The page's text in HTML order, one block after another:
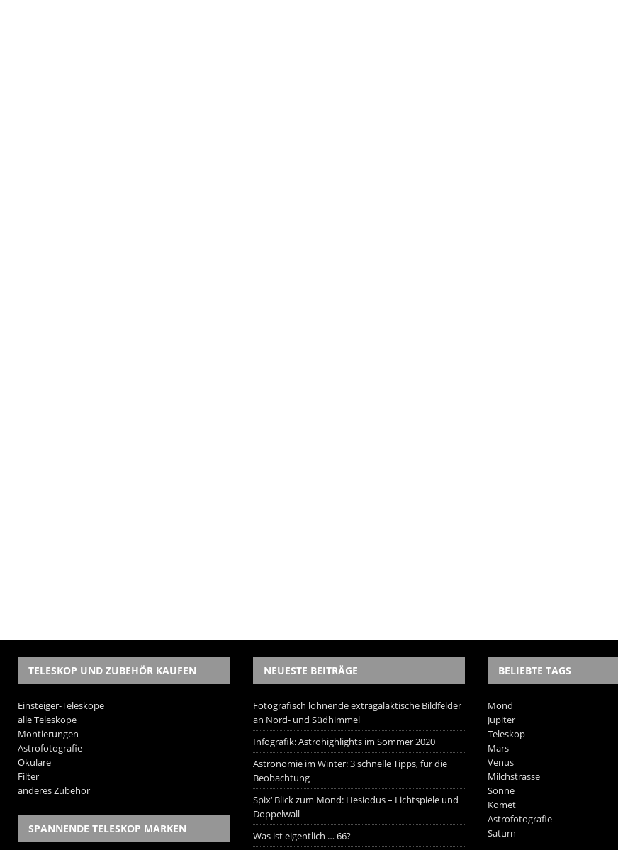
TELESKOP UND ZUBEHÖR KAUFEN
Einsteiger-Teleskope
alle Teleskope
Montierungen
Astrofotografie
Okulare
Filter
anderes Zubehör
SPANNENDE TELESKOP MARKEN
NEUESTE BEITRÄGE
Fotografisch lohnende extragalaktische Bildfelder
an Nord- und Südhimmel
Infografik: Astrohighlights im Sommer 2020
Astronomie im Winter: 3 schnelle Tipps, für die
Beobachtung
Spix‘ Blick zum Mond: Hesiodus – Lichtspiele und
Doppelwall
Was ist eigentlich … 66?
BELIEBTE TAGS
Mond
Jupiter
Teleskop
Mars
Venus
Milchstrasse
Sonne
Komet
Astrofotografie
Saturn